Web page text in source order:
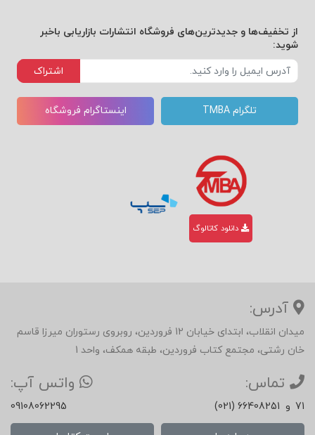
از تخفیف‌ها و جدیدترین‌های فروشگاه انتشارات بازاریابی باخبر
شوید:
اشتراک
تلگرام TMBA اینستاگرام فروشگاه
دانلود کاتالوگ
آدرس:
میدان انقلاب، ابتدای خیابان 12 فروردین، روبروی رستوران میرزا قاسم
خان رشتی، مجتمع کتاب فروردین، طبقه همکف، واحد 1
تماس:
(021) 66408251 و 71
واتس آپ:
09108062295